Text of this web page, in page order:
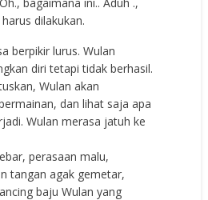
dilakukan.
berpikir lurus. Wulan
diri tetapi tidak berhasil.
Wulan akan
dan lihat saja apa
Wulan merasa jatuh ke
perasaan malu,
tangan agak gemetar,
baju Wulan yang